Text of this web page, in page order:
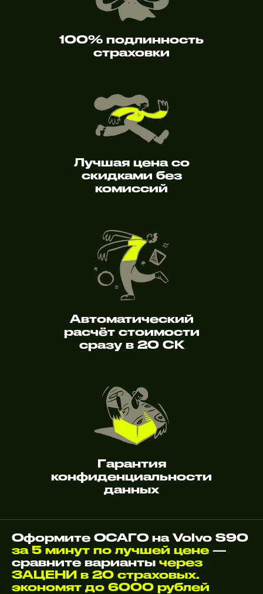
100% подлинность
страховки
Лучшая цена со
скидками без
комиссий
Автоматический
расчёт стоимости
сразу в 20 СК
Гарантия
конфиденциальности
данных
Оформите ОСАГО на Volvo S90
за 5 минут по лучшей цене —
сравните варианты через
ЗАЦЕНИ в 20 страховых.
экономят до 6000 рублей